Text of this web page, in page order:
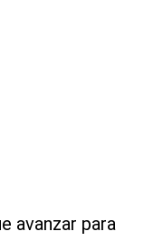
avanzar para